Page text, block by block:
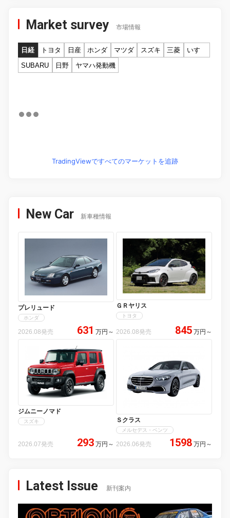
Market survey 市場情報
日経 トヨタ 日産 ホンダ マツダ スズキ 三菱
いすゞ
SUBARU
日野 ヤマハ発動機
TradingViewですべてのマーケットを追跡
New Car 新車種情報
プレリュード
ホンダ
2026.08発売 631 万円 ～
ＧＲヤリス
トヨタ
2026.08発売 845 万円 ～
ジムニーノマド
スズキ
2026.07発売 293 万円 ～
Ｓクラス
メルセデス・ベンツ
2026.06発売 1598 万円 ～
Latest Issue 新刊案内